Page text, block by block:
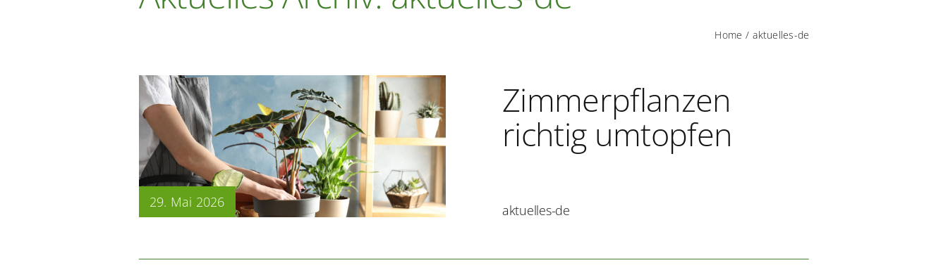
Home aktuelles-de
29. Mai 2026
Zimmerpflanzen
richtig umtopfen
aktuelles-de